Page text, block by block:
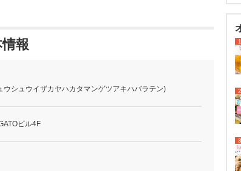
報
ウシュウイザカヤハカタマンゲツアキハバラテン)
ビル4F
1
2
3